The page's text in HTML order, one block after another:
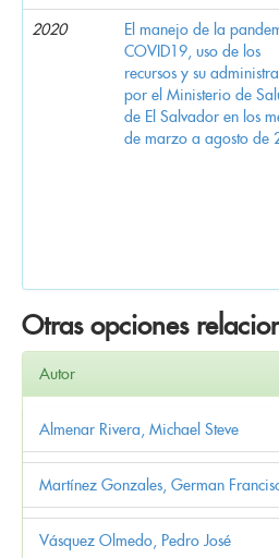
2020
El manejo de la
COVID19, uso de los
recursos y su
por el Ministerio de
de El Salvador en los
de marzo a agosto de
Otras opciones
Autor
Almenar Rivera, Michael Steve
Martínez Gonzales, German
Vásquez Olmedo, Pedro José